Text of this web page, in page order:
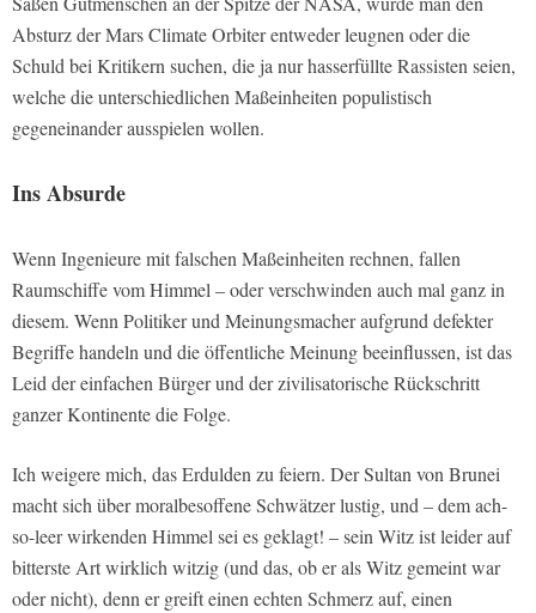
Absturz der Mars Climate Orbiter entweder leugnen oder die
Schuld bei Kritikern suchen, die ja nur hasserfüllte Rassisten seien,
welche die unterschiedlichen Maßeinheiten populistisch
gegeneinander ausspielen wollen.
Ins Absurde
Wenn Ingenieure mit falschen Maßeinheiten rechnen, fallen
Raumschiffe vom Himmel – oder verschwinden auch mal ganz in
diesem. Wenn Politiker und Meinungsmacher aufgrund defekter
Begriffe handeln und die öffentliche Meinung beeinflussen, ist das
Leid der einfachen Bürger und der zivilisatorische Rückschritt
ganzer Kontinente die Folge.
Ich weigere mich, das Erdulden zu feiern. Der Sultan von Brunei
macht sich über moralbesoffene Schwätzer lustig, und – dem ach-
so-leer wirkenden Himmel sei es geklagt! – sein Witz ist leider auf
bitterste Art wirklich witzig (und das, ob er als Witz gemeint war
oder nicht), denn er greift einen echten Schmerz auf, einen